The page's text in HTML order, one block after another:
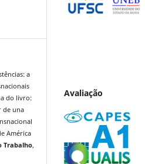
a
do livro:
de una
América
Trabalho,
Avaliação